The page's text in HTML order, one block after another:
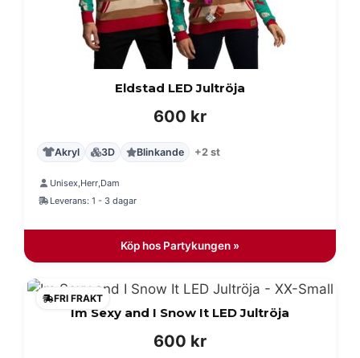
Eldstad LED Jultröja
600 kr
Akryl 3D Blinkande +2 st
Unisex,Herr,Dam
Leverans: 1 - 3 dagar
Köp hos Partykungen »
FRI FRAKT
Im Sexy and I Snow It LED Jultröja
600 kr